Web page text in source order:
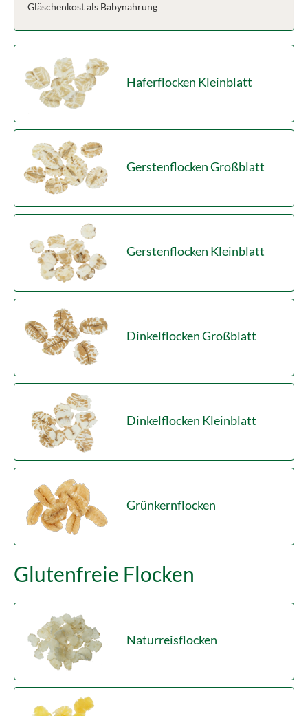
Gläschenkost als Babynahrung
Haferflocken Kleinblatt
Gerstenflocken Großblatt
Gerstenflocken Kleinblatt
Dinkelflocken Großblatt
Dinkelflocken Kleinblatt
Grünkernflocken
Glutenfreie Flocken
Naturreisflocken